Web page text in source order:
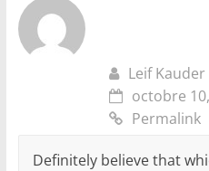
Leif Kauder
octobre
Permalink
Definitely believe that